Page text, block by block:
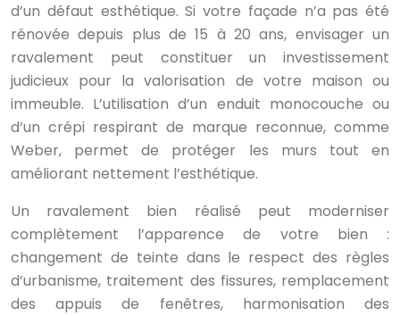
d’un défaut esthétique. Si votre façade n’a pas été
rénovée depuis plus de 15 à 20 ans, envisager un
ravalement peut constituer un investissement
judicieux pour la valorisation de votre maison ou
immeuble. L’utilisation d’un enduit monocouche ou
d’un crépi respirant de marque reconnue, comme
Weber, permet de protéger les murs tout en
améliorant nettement l’esthétique.
Un ravalement bien réalisé peut moderniser
complètement l’apparence de votre bien :
changement de teinte dans le respect des règles
d’urbanisme, traitement des fissures, remplacement
des appuis de fenêtres, harmonisation des